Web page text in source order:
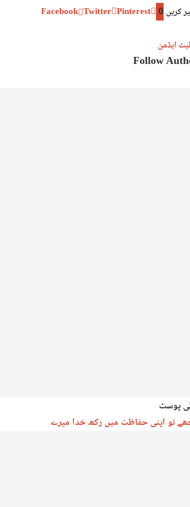
کریں 0
Facebook Twitter Pinterest
ایڈمن
Follow
پوسٹ
تو اپنی حفاظت میں رکھ خدا میرے